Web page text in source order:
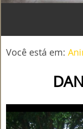
Você está em: